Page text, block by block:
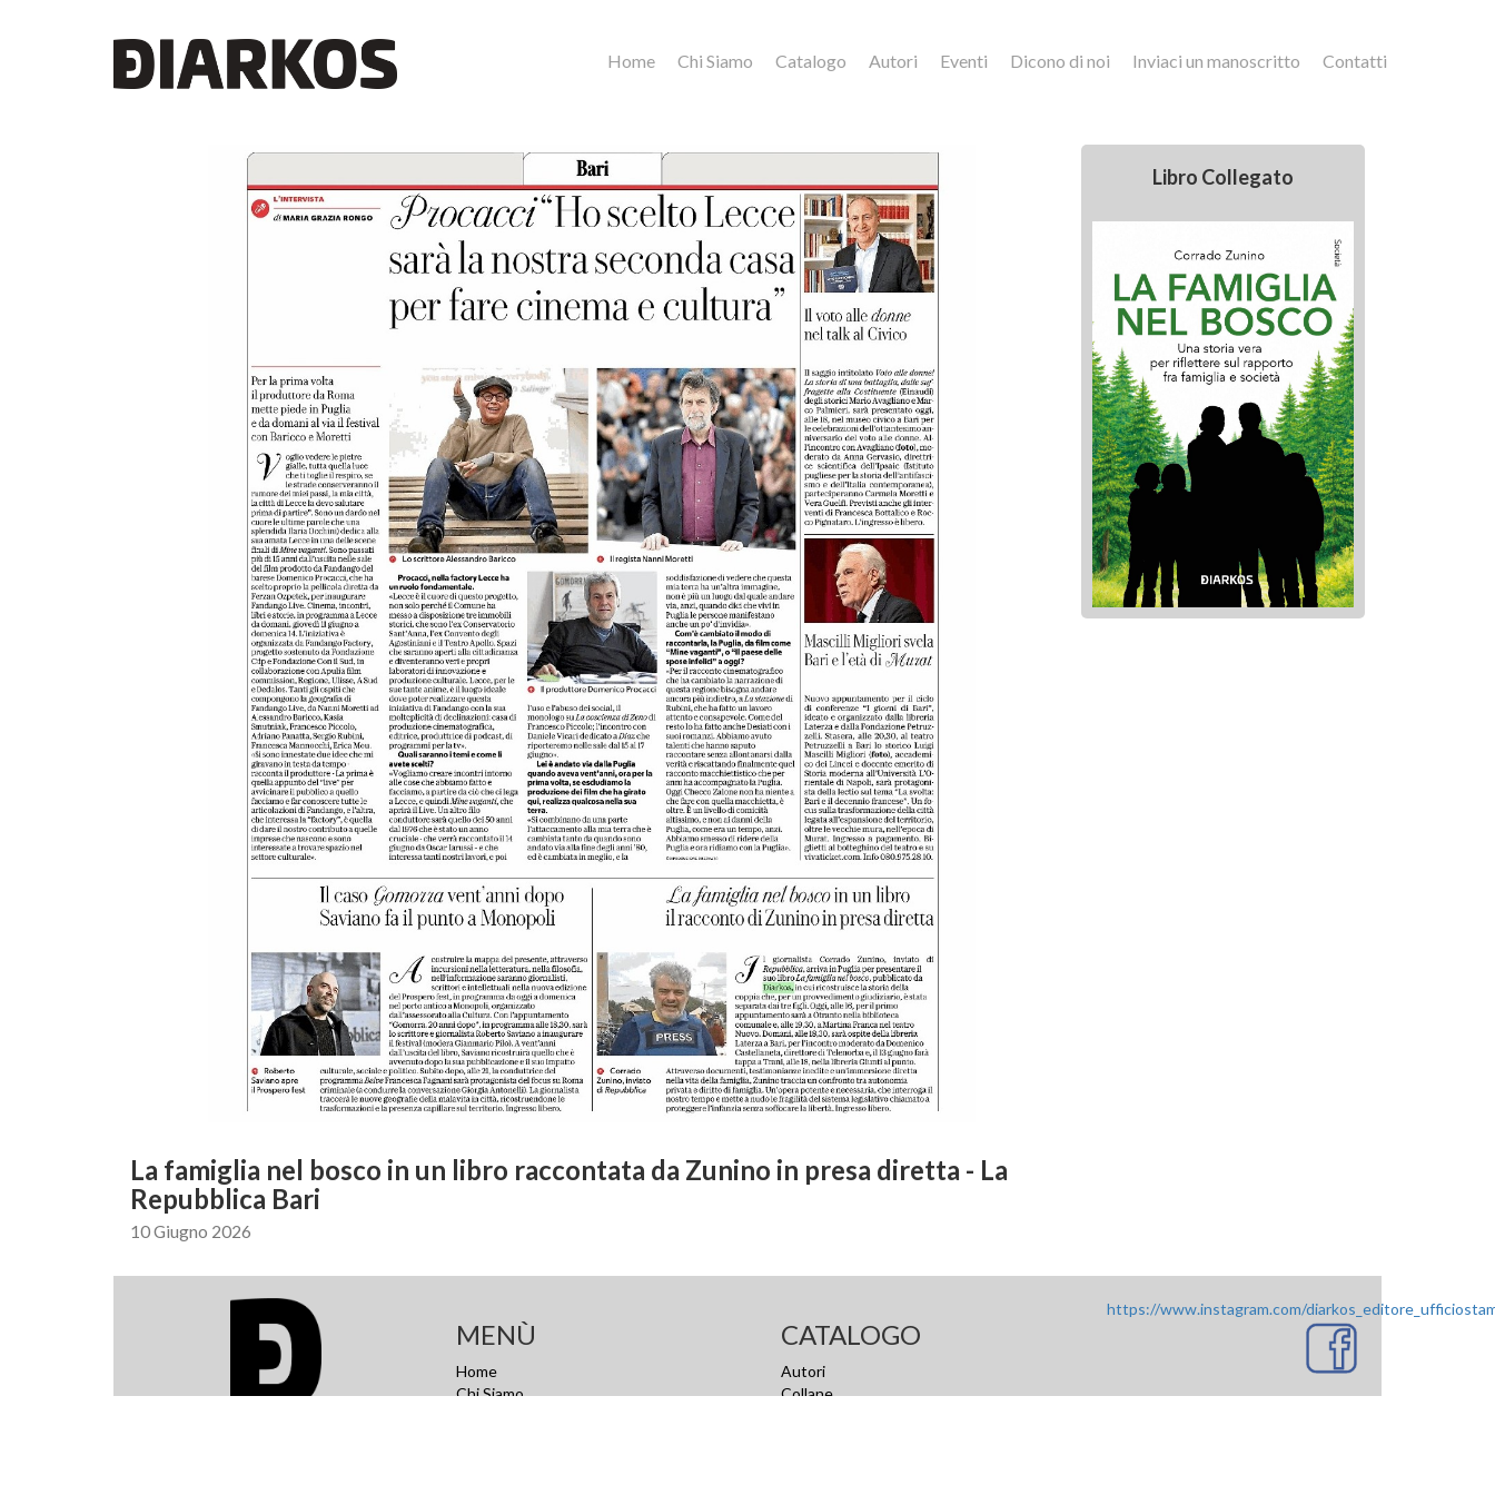
Home Chi Siamo Catalogo Autori Eventi Dicono di noi Inviaci un manoscritto Contatti
La famiglia nel bosco in un libro raccontata da Zunino in presa diretta - La
Repubblica Bari
10 Giugno 2026
Libro Collegato
MENÙ
Home
Chi Siamo
CATALOGO
Autori
Collane
https://www.instagram.com/